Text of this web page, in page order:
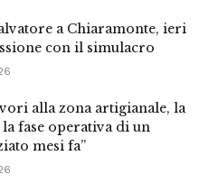
a Chiaramonte, ieri
con il simulacro
alla zona artigianale, la
la fase operativa di un
mesi fa”